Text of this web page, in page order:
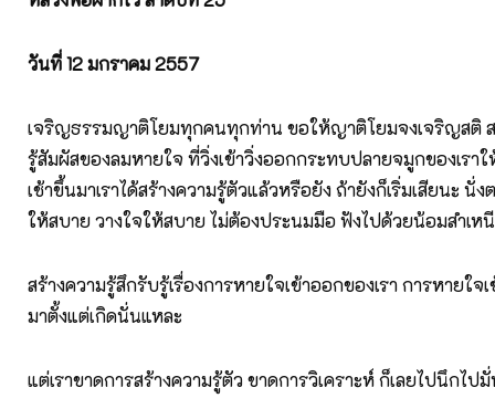
วันที่12 มกราคม 2557
เจริญธรรมญาติโยมทุกคนทุกท่าน ขอให้ญาติโยมจงเจริญสติ
รู้สัมผัสของลมหายใจ ที่วิ่งเข้าวิ่งออกกระทบปลายจมูกของเรา
เช้าขึ้นมาเราได้สร้างความรู้ตัวแล้วหรือยัง ถ้ายังก็เริ่มเสียนะ นั่
ให้สบาย วางใจให้สบาย ไม่ต้องประนมมือ ฟังไปด้วยน้อมสำเห
สร้างความรู้สึกรับรู้เรื่องการหายใจเข้าออกของเรา การหายใจ
มาตั้งแต่เกิดนั่นแหละ
แต่เราขาดการสร้างความรู้ตัว ขาดการวิเคราะห์ ก็เลยไปนึกไป